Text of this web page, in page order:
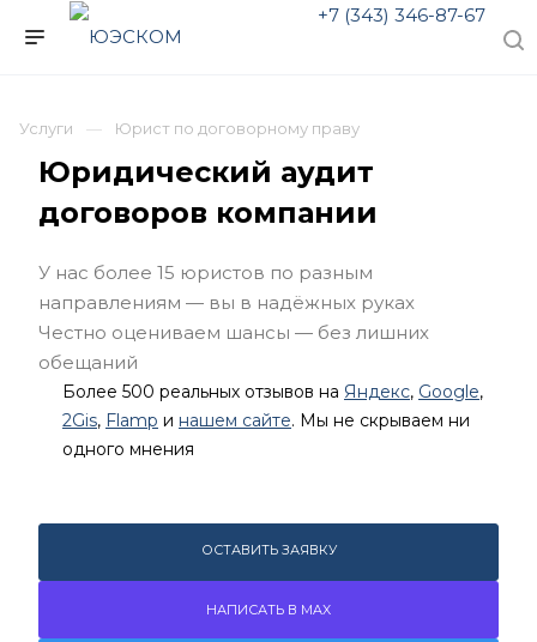
+7 (343) 346-87-67
Услуги Юрист по договорному праву
Юридический аудит
договоров компании
У нас более 15 юристов по разным
направлениям — вы в надёжных руках
Честно оцениваем шансы — без лишних
обещаний
Более 500 реальных отзывов на Яндекс, Google,
2Gis, Flamp и нашем сайте. Мы не скрываем ни
одного мнения
ОСТАВИТЬ ЗАЯВКУ
НАПИСАТЬ В MAX